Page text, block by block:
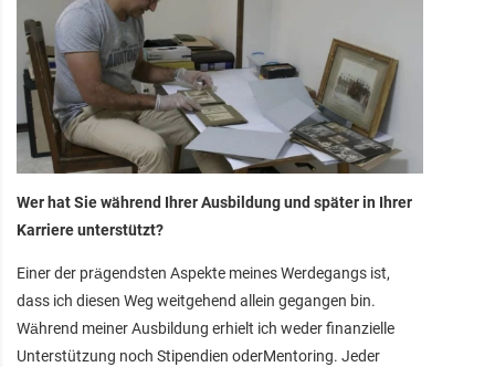
Wer hat Sie während Ihrer Ausbildung und später in Ihrer
Karriere unterstützt?
Einer der prägendsten Aspekte meines Werdegangs ist,
dass ich diesen Weg weitgehend allein gegangen bin.
Während meiner Ausbildung erhielt ich weder finanzielle
Unterstützung noch Stipendien oderMentoring. Jeder